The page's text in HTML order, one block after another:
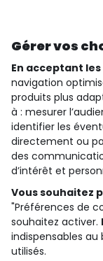
qui sommes-
besoin d'aide ?
le club fidélité
notre catalogue
Conditions
Conditions
Politique de
Gérer vos
En acceptant
navigation
produits plus
à : mesurer
identifier les
directement ou
des
d’intérêt et
Vous souhaitez
"Préférences de
souhaitez activer.
indispensables
utilisés.